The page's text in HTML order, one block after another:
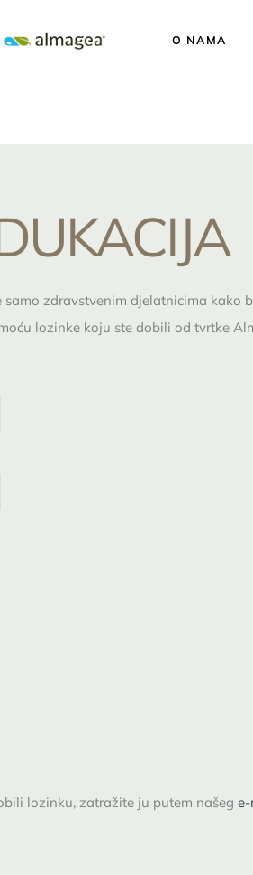
O NAMA
zdravstvenim djelatnicima kako
lozinke koju ste dobili od tvrtke
lozinku, zatražite ju putem našeg